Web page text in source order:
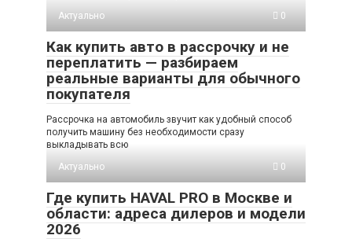
Актуально
0
Как купить авто в рассрочку и не
переплатить — разбираем
реальные варианты для обычного
покупателя
Рассрочка на автомобиль звучит как удобный способ
получить машину без необходимости сразу
выкладывать всю
Актуально
0
Где купить HAVAL PRO в Москве и
области: адреса дилеров и модели
2026